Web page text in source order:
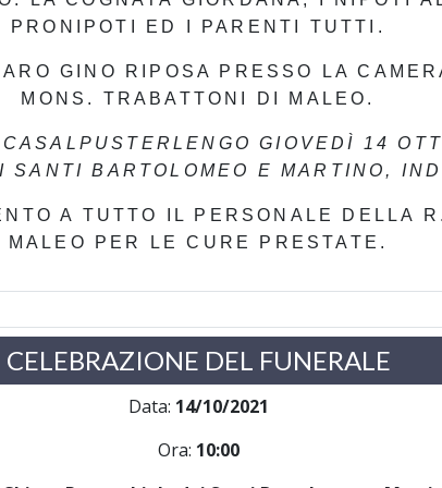
PRONIPOTI ED I PARENTI TUTTI.
GINO RIPOSA PRESSO LA
MONS. TRABATTONI DI MALEO.
GIOVEDÌ 14
SANTI BARTOLOMEO E MARTINO,
A TUTTO IL PERSONALE DELLA
MALEO PER LE CURE PRESTATE.
CELEBRAZIONE DEL FUNERALE
Data: 14/10/2021
Ora: 10:00